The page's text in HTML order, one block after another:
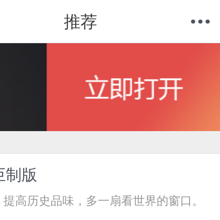
推荐
我的当当
制版
高历史品味，多一扇看世界的窗口。